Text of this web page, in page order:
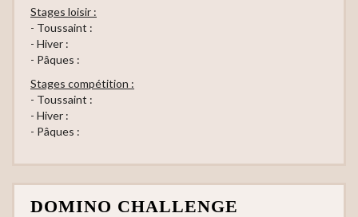
Stages loisir :
- Toussaint :
- Hiver :
- Pâques :
Stages compétition :
- Toussaint :
- Hiver :
- Pâques :
DOMINO CHALLENGE